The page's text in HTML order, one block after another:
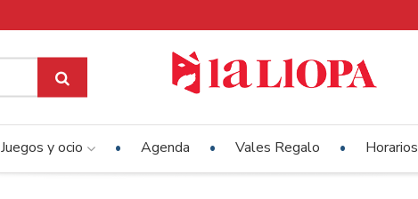
Juegos y ocio Agenda Vales Regalo Horarios